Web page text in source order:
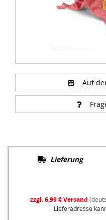
Auf
Lieferung
zzgl. 6,99 € Versand
Lieferadresse